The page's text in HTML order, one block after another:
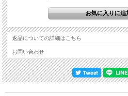
返品についての詳細はこちら
お問い合わせ